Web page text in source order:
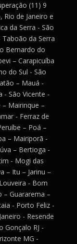
(11) 9
Rio de Janeiro e
da Serra - São
da Serra
Bernardo do
– Carapicuíba
do Sul - São
– Mauá -
- São Vicente -
– Mairinque –
- Ferraz de
– Poá –
– Mairiporã -
– Bertioga -
- Mogi das
– Itu – Jarinu –
- Bom
– Guararema –
- Porto Feliz -
- Resende
Gonçalo RJ -
MG -